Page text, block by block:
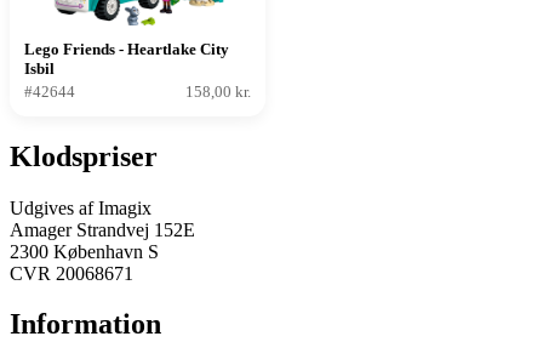
Lego Friends - Heartlake City
Isbil
#42644
158,00 kr.
Klodspriser
Udgives af Imagix
Amager Strandvej 152E
2300 København S
CVR 20068671
Information